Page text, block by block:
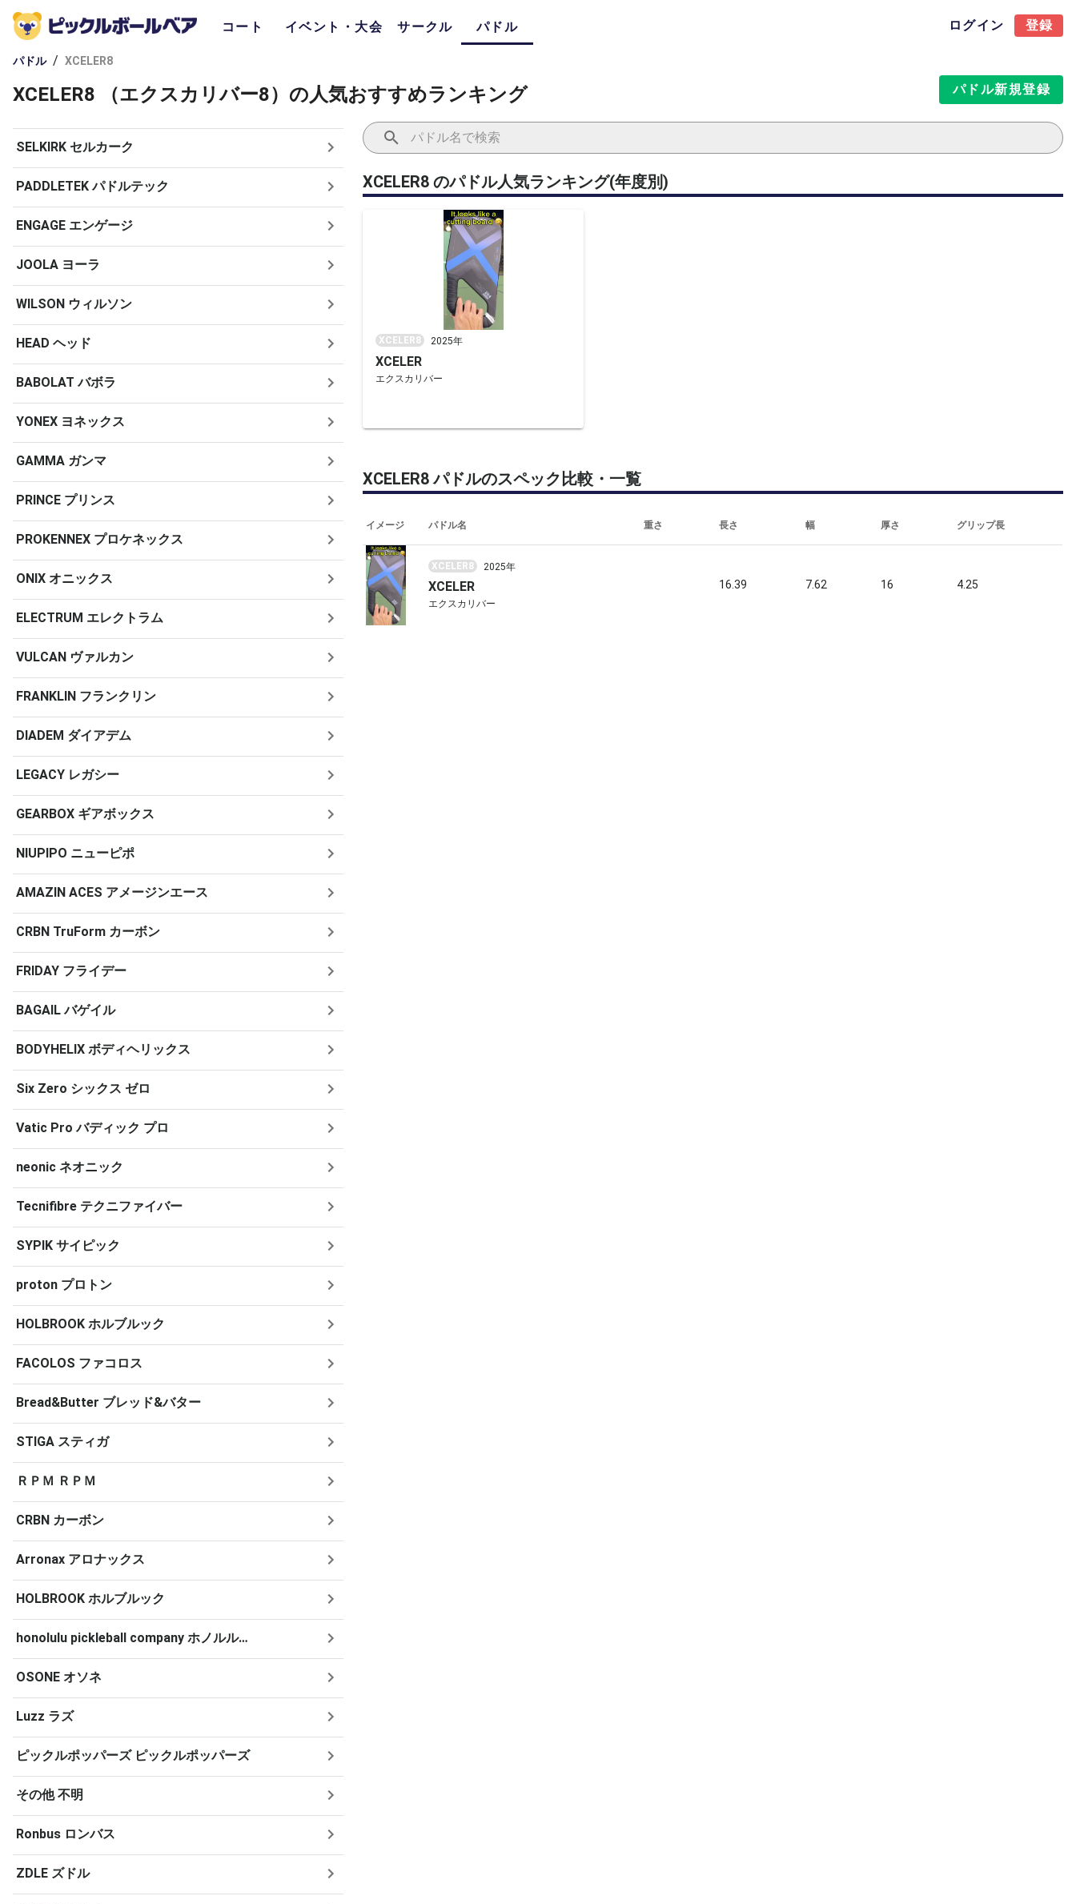
コート イベント・大会 サークル パドル ログイン 登録
パドル / XCELER8
XCELER8 （エクスカリバー8）の人気おすすめランキング パドル新規登録
SELKIRK セルカーク
PADDLETEK パドルテック
ENGAGE エンゲージ
JOOLA ヨーラ
WILSON ウィルソン
HEAD ヘッド
BABOLAT バボラ
YONEX ヨネックス
GAMMA ガンマ
PRINCE プリンス
PROKENNEX プロケネックス
ONIX オニックス
ELECTRUM エレクトラム
VULCAN ヴァルカン
FRANKLIN フランクリン
DIADEM ダイアデム
LEGACY レガシー
GEARBOX ギアボックス
NIUPIPO ニューピポ
AMAZIN ACES アメージンエース
CRBN TruForm カーボン
FRIDAY フライデー
BAGAIL バゲイル
BODYHELIX ボディヘリックス
Six Zero シックス ゼロ
Vatic Pro バディック プロ
neonic ネオニック
Tecnifibre テクニファイバー
SYPIK サイピック
proton プロトン
HOLBROOK ホルブルック
FACOLOS ファコロス
Bread&Butter ブレッド&バター
STIGA スティガ
ＲＰＭ ＲＰＭ
CRBN カーボン
Arronax アロナックス
HOLBROOK ホルブルック
honolulu pickleball company ホノルルピックルボールカンパニー
OSONE オソネ
Luzz ラズ
ピックルポッパーズ ピックルポッパーズ
その他 不明
Ronbus ロンバス
ZDLE ズドル
XCELER8 のパドル人気ランキング(年度別)
XCELER8 2025年
XCELER
エクスカリバー
XCELER8 パドルのスペック比較・一覧
イメージ パドル名 重さ 長さ 幅 厚さ グリップ長
XCELER8 2025年
XCELER
エクスカリバー
16.39 7.62 16 4.25